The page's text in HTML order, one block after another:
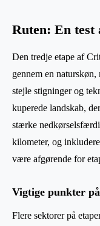
Ruten: En test
Den tredje etape af
gennem en
stejle stigninger og
kuperede landskab,
stærke
kilometer, og
være afgørende for
Vigtige punkter
Flere sektorer på